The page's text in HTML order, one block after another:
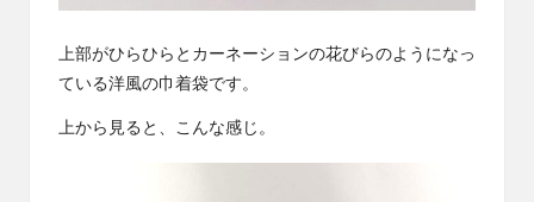
上部がひらひらとカーネーションの花びらのようになっ
ている洋風の巾着袋です。
上から見ると、こんな感じ。